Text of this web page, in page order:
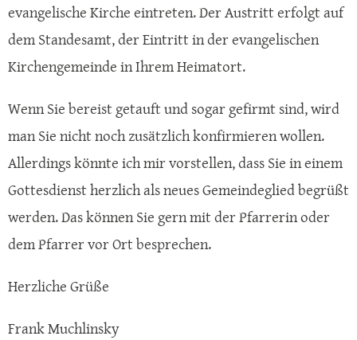
evangelische Kirche eintreten. Der Austritt erfolgt auf
dem Standesamt, der Eintritt in der evangelischen
Kirchengemeinde in Ihrem Heimatort.
Wenn Sie bereist getauft und sogar gefirmt sind, wird
man Sie nicht noch zusätzlich konfirmieren wollen.
Allerdings könnte ich mir vorstellen, dass Sie in einem
Gottesdienst herzlich als neues Gemeindeglied begrüßt
werden. Das können Sie gern mit der Pfarrerin oder
dem Pfarrer vor Ort besprechen.
Herzliche Grüße
Frank Muchlinsky